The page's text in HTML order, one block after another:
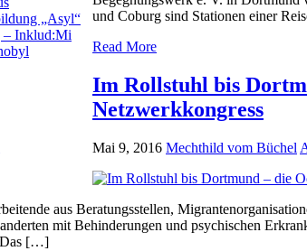
„Asyl“
– Inklud:Mi
und Coburg sind Stationen einer
Read More
Im Rollstuhl bis
Netzwerkkongress
Mai 9, 2016 Mechthild vom Büchel
aus Beratungsstellen,
mit Behinderungen und psychischen
Das […]